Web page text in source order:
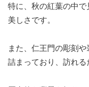
特に、秋の紅葉の中
美しさです。
また、仁王門の彫刻
詰まっており、訪れる